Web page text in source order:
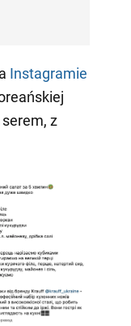
Instagramie
z